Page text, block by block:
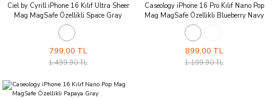
Ciel by Cyrill iPhone 16 Kılıf Ultra Sheer
Mag MagSafe Özellikli Space Gray
799,00 TL
1.499,90 TL
Caseology iPhone 16 Pro Kılıf Nano Pop
Mag MagSafe Özellikli Blueberry Navy
899,00 TL
1.199,90 TL